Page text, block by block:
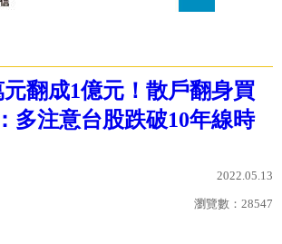
元翻成1億元！散戶翻身買
多注意台股跌破10年線時
2022.05.13
瀏覽數： 28547